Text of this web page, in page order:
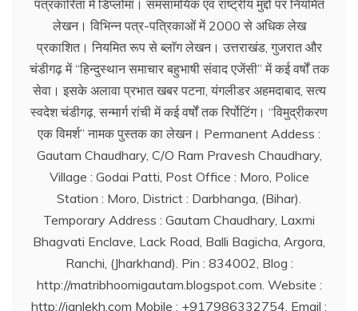
पत्रकारिता में डिप्लोमा। समसामयिक एवं राष्ट्रीय मुद्दों पर नियमित
लेखन। विभिन्न पत्र-पत्रिकाओं में 2000 से अधिक लेख
प्रकाशित। नियमित रूप से ब्लाॅग लेखन। उत्तराखंड, गुजरात और
चंडीगढ़ में ‘‘हिन्दुस्थान समाचार बहुभाषी संवाद एजेंसी’’ में कई वर्षों तक
सेवा। इसके अलावा प्रभात खबर पटना, यंगलीडर अहमदाबाद, सत्य
स्वदेश चंडीगढ़, सन्मार्ग रांची में कई वर्षों तक रिर्पोटिंग। ‘‘विमुद्रीकरण
एक विमर्श’’ नामक पुस्तक का लेखन। Permanent Addess :
Gautam Chaudhary, C/O Ram Pravesh Chaudhary,
Village : Godai Patti, Post Office : Moro, Police
Station : Moro, District : Darbhanga, (Bihar).
Temporary Address : Gautam Chaudhary, Laxmi
Bhagvati Enclave, Lack Road, Balli Bagicha, Argora,
Ranchi, (Jharkhand). Pin : 834002, Blog :
http://matribhoomigautam.blogspot.com. Website :
http://janlekh.com Mobile : +917986332754. Email :